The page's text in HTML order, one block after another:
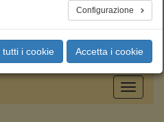
Toggle
Configurazione
tutti i cookie Accetta i cookie